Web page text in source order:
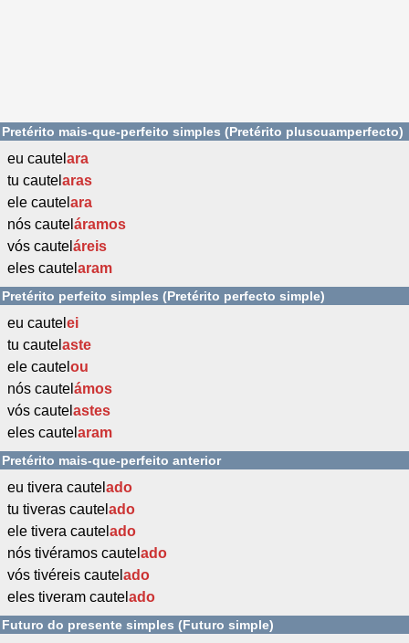
Pretérito mais-que-perfeito simples (Pretérito pluscuamperfecto)
eu cautel ara
tu cautel aras
ele cautel ara
nós cautel áramos
vós cautel áreis
eles cautel aram
Pretérito perfeito simples (Pretérito perfecto simple)
eu cautel ei
tu cautel aste
ele cautel ou
nós cautel ámos
vós cautel astes
eles cautel aram
Pretérito mais-que-perfeito anterior
eu tivera cautel ado
tu tiveras cautel ado
ele tivera cautel ado
nós tivéramos cautel ado
vós tivéreis cautel ado
eles tiveram cautel ado
Futuro do presente simples (Futuro simple)